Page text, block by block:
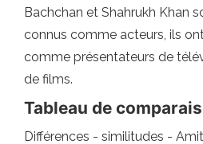
Bachchan et Shahrukh Khan
connus comme acteurs, ils
comme présentateurs de
de films.
Tableau de
Différences - similitudes -